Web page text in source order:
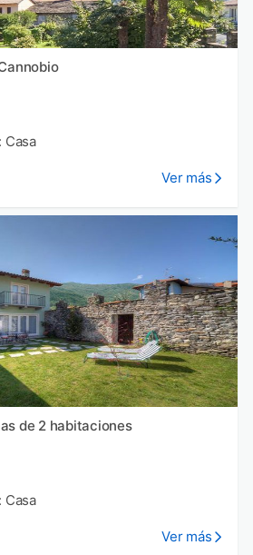
Casa
Ver más
de 2 habitaciones
Casa
Ver más